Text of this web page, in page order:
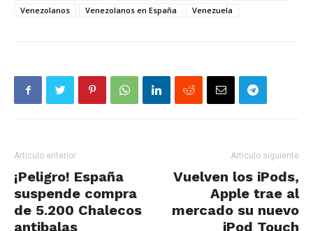
Venezolanos
Venezolanos en España Venezuela
Artículo anterior
¡Peligro! España
suspende compra
de 5.200 Chalecos
antibalas
Artículo siguiente
Vuelven los iPods,
Apple trae al
mercado su nuevo
iPod Touch